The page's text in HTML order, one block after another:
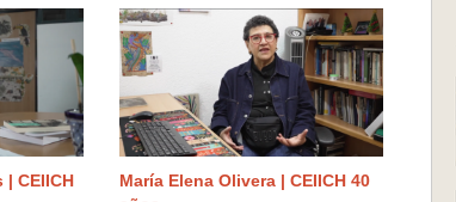
| CEIICH
María Elena Olivera | CEIICH 40